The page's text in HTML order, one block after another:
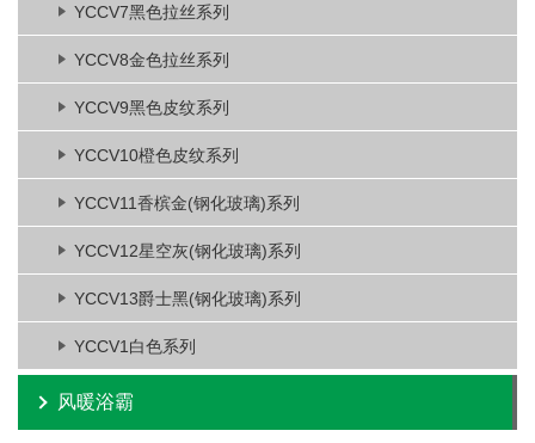
YCCV7黑色拉丝系列
YCCV8金色拉丝系列
YCCV9黑色皮纹系列
YCCV10橙色皮纹系列
YCCV11香槟金(钢化玻璃)系列
YCCV12星空灰(钢化玻璃)系列
YCCV13爵士黑(钢化玻璃)系列
YCCV1白色系列
风暖浴霸